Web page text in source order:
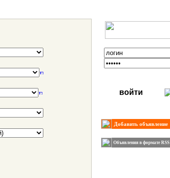
войти
Добавить объявление
Объявления в формате RSS